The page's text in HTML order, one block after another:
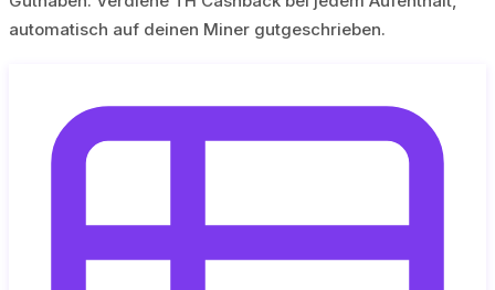
automatisch auf deinen Miner gutgeschrieben.